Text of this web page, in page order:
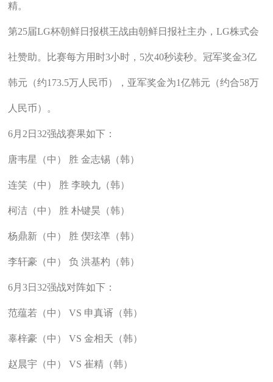
精。
第25届LG杯朝鲜日报棋王战由朝鲜日报社主办，LG株式会
社赞助。比赛每方用时3小时，5次40秒读秒。冠军奖金3亿
韩元（约173.5万人民币），亚军奖金为1亿韩元（约合58万
人民币）。
6月2日32强战赛果如下：
唐韦星（中） 胜 金志锡（韩）
连笑（中） 胜 李映九（韩）
柯洁（中） 胜 朴键昊（韩）
杨鼎新（中） 胜 偰玹凖（韩）
李轩豪（中） 负 洪基杓（韩）
6月3日32强战对阵如下：
范蕴若（中） VS 申真谞（韩）
辜梓豪（中） VS 金相天（韩）
赵晨宇（中） VS 崔精（韩）